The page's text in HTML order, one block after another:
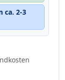
ca. 2-3